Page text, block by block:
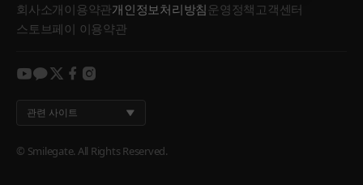
회사소개이용약관개인정보처리방침운영정책 고객센터
스토브페이 이용약관
youtube
kakaotwitterfacebook
instagram
관련 사이트
© Smilegate. All Rights Reserved.